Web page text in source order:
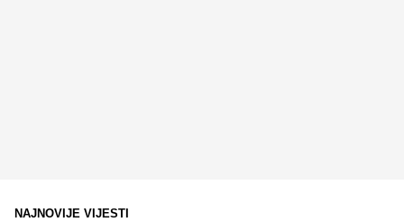
NAJNOVIJE VIJESTI